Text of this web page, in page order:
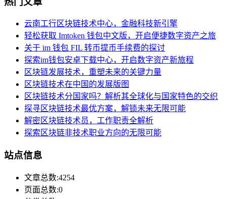
云南工行区块链技术中心，金融科技新引擎
轻松获取 Imtoken 钱包中文版，开启便捷数字资产之旅
关于 im 钱包 FIL 转币提币手续费的探讨
探索im钱包安卓下载中心，开启数字资产新旅程
区块链发展技术，重塑未来的关键力量
区块链技术在中国的发展版图
区块链技术分国家吗？解析其全球化与国家特色的交织
探寻区块链技术最优方案，解锁未来无限可能
解密区块链技术员，工作职责全解析
探索区块链非技术职业方向的无限可能
站点信息
文章总数:4254
页面总数:0